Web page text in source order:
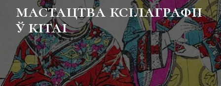
мастацтва ксілаграфіі
ў кітаі